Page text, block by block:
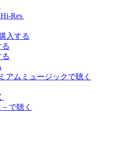
Hi-Res